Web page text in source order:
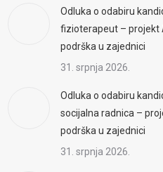
Odluka o odabiru
fizioterapeut – projekt
podrška u zajednici
31. srpnja 2026.
Odluka o odabiru
socijalna radnica –
podrška u zajednici
31. srpnja 2026.